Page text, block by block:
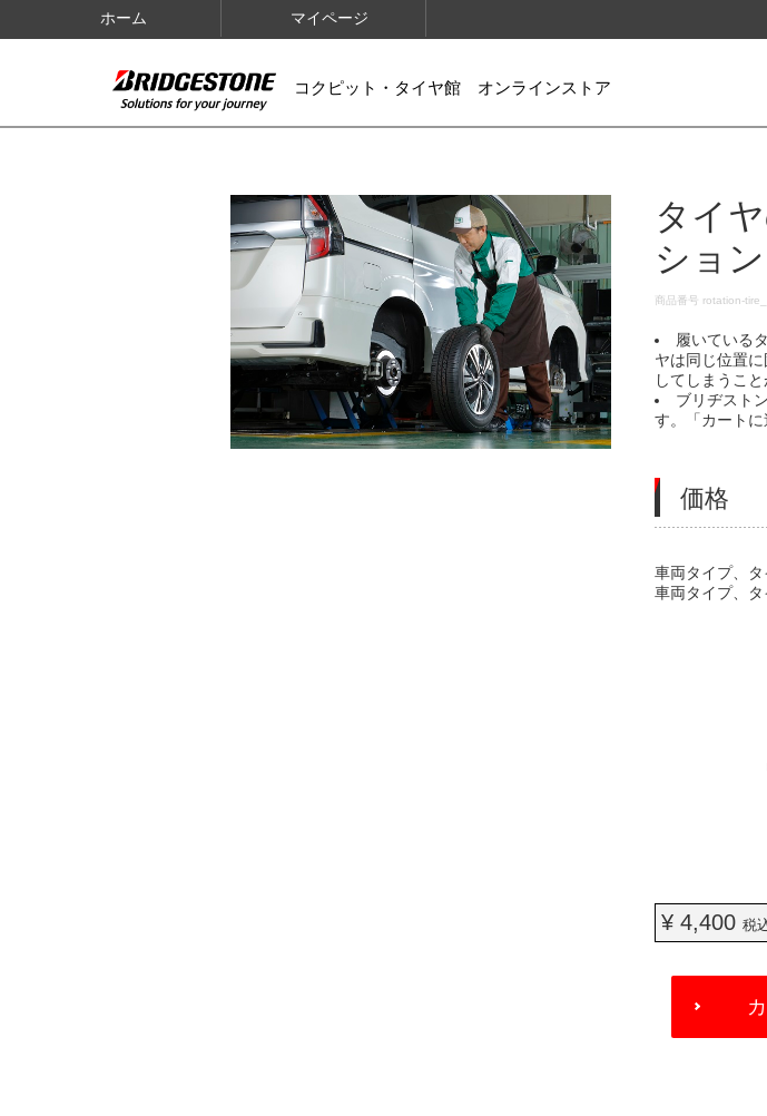
ホーム マイページ
コクピット・タイヤ館 オンラインストア
IMAGES
タイ
ショ
DETAILS
商品番号 rotation-
履いている
ヤは同じ位置
してしまうこ
ブリヂスト
す。「カートに
価格
車両タイプ、タ
車両タイプ、
¥ 4,400税
ADD
CART